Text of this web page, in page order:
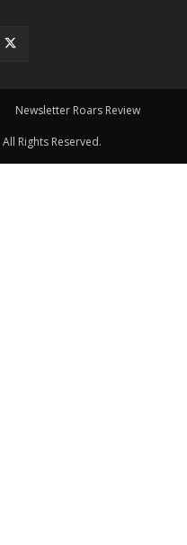
Newsletter Roars Review
Rights Reserved.